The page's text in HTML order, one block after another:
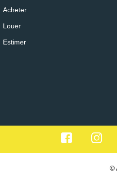
Acheter
Louer
Estimer
©